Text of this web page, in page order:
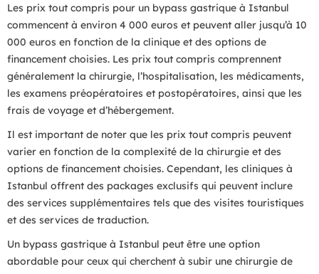
Les prix tout compris pour un bypass gastrique à Istanbul
commencent à environ 4 000 euros et peuvent aller jusqu’à 10
000 euros en fonction de la clinique et des options de
financement choisies. Les prix tout compris comprennent
généralement la chirurgie, l’hospitalisation, les médicaments,
les examens préopératoires et postopératoires, ainsi que les
frais de voyage et d’hébergement.
Il est important de noter que les prix tout compris peuvent
varier en fonction de la complexité de la chirurgie et des
options de financement choisies. Cependant, les cliniques à
Istanbul offrent des packages exclusifs qui peuvent inclure
des services supplémentaires tels que des visites touristiques
et des services de traduction.
Un bypass gastrique à Istanbul peut être une option
abordable pour ceux qui cherchent à subir une chirurgie de